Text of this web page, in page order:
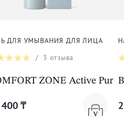
ЛИЦА
Solution
ДЛЯ УМЫВАНИЯ ДЛЯ ЛИЦА
/ 3 отзыва
ZONE Active
₸